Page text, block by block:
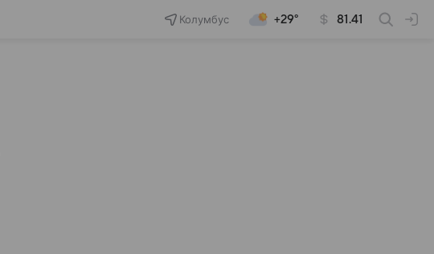
Колумбус +29° 81.41